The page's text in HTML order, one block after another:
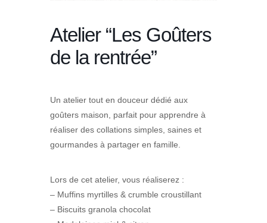
Atelier “Les Goûters
de la rentrée”
Un atelier tout en douceur dédié aux
goûters maison, parfait pour apprendre à
réaliser des collations simples, saines et
gourmandes à partager en famille.
Lors de cet atelier, vous réaliserez :
– Muffins myrtilles & crumble croustillant
– Biscuits granola chocolat